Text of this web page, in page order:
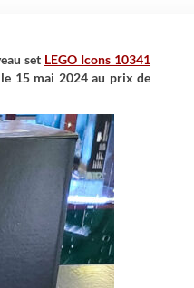
set LEGO Icons 10341
15 mai 2024 au prix de